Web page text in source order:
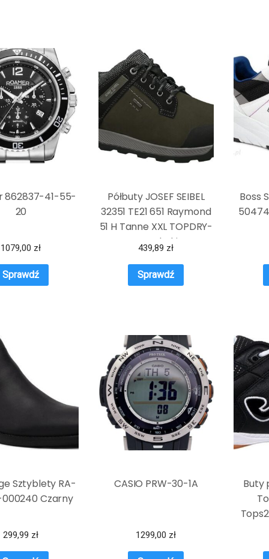
862837-41-55-
20
1079,00 zł
Sprawdź
Półbuty JOSEF SEIBEL
32351 TE21 651 Raymond
51 H Tanne XXL TOPDRY-
Tex Khaki
439,89 zł
Sprawdź
Boss
Sztyblety RA-
Czarny
299,99 zł
CASIO PRW-30-1A
1299,00 zł
Buty